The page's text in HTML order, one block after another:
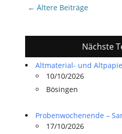
Beitragsnavigation
← Ältere Beiträge
Nächste
Altmaterial- und
10/10/2026
Bösingen
Probenwochenende –
17/10/2026